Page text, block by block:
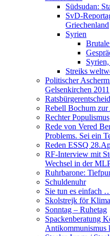
Südsudan:
SvD-
Griechenland
Syrien
Streiks
Politischer
Gelsenkirchen 2011
Ratsbürgerentscheid
Rebell Bochum zur
Rechter Populismus
Rede von Vered
Problems. Sei ein
Reden ESSQ
RF-Interview mit
Wechsel in der
Ruhrbarone:
Schuldenuhr
Sie tun es einfach
Skolstrejk för
Sonntag – Ruhetag
Spackenberatung
Antikommunismus